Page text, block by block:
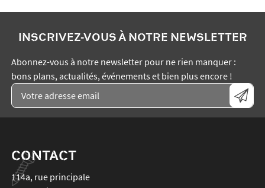
INSCRIVEZ-VOUS À NOTRE NEWSLETTER
Abonnez-vous à notre newsletter pour ne rien manquer :
bons plans, actualités, événements et bien plus encore !
CONTACT
114a, rue principale